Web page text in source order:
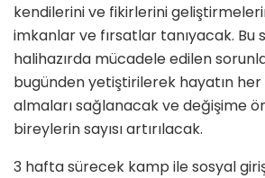
kendilerini ve fikirlerini
imkanlar ve fırsatlar tanıyacak. Bu
halihazırda mücadele edilen
bugünden yetiştirilerek hayatın her
almaları sağlanacak ve değişime
bireylerin sayısı artırılacak.
3 hafta sürecek kamp ile sosyal